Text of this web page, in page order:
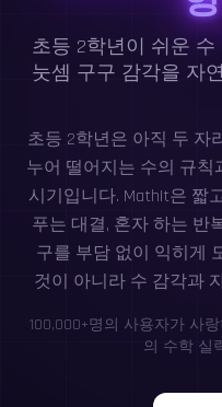
초등 2학년이 쉬운
눗셈 구구 감각을 자
초등 2학년은 아직 두 자
누어 떨어지는 수의 규
시기입니다. MathIt은 짧
푸는 대결, 혼자 하는 반
구를 부담 없이 익히게
것이 아니라 수 감각과
100,000+명의 사용자가 사
의 수학 실